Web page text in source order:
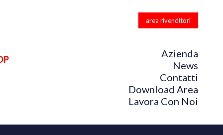
area rivenditori
Azienda
News
Contatti
Download Area
Lavora Con Noi